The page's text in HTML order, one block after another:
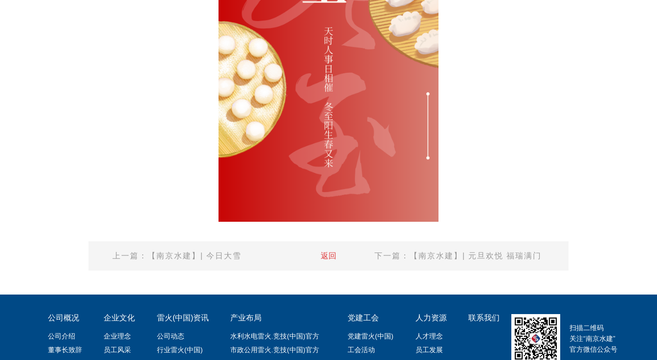
上一篇：【南京水建】| 今日大雪 返回 下一篇：【南京水建】| 元旦欢悦 福瑞满门
公司概况
公司介绍
董事长致辞
企业文化
企业理念
员工风采
雷火(中国)资讯
公司动态
行业雷火(中国)
产业布局
水利水电雷火.竞技(中国)官方
市政公用雷火.竞技(中国)官方
党建工会
党建雷火(中国)
工会活动
人力资源
人才理念
员工发展
联系我们
扫描二维码
关注“南京水建”
官方微信公众号